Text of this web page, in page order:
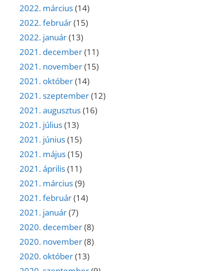
2022. március(14)
2022. február(15)
2022. január(13)
2021. december(11)
2021. november(15)
2021. október(14)
2021. szeptember(12)
2021. augusztus(16)
2021. július(13)
2021. június(15)
2021. május(15)
2021. április(11)
2021. március(9)
2021. február(14)
2021. január(7)
2020. december(8)
2020. november(8)
2020. október(13)